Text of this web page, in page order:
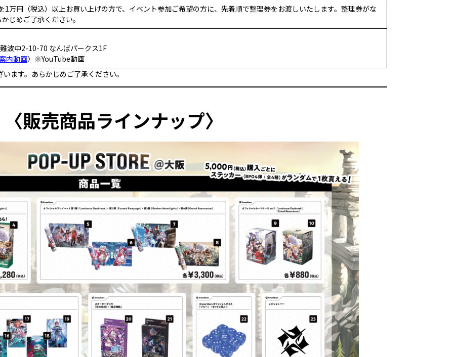
万円（税込）以上お買い上げの方で、イベント参加ご希望の方に、先着順で整理券をお渡しいたします。整理券がな
じめご了承ください。
波中2-10-70 なんばパークス1F
内動画〉※YouTube動画
ます。あらかじめご了承ください。
〈販売商品ラインナップ〉